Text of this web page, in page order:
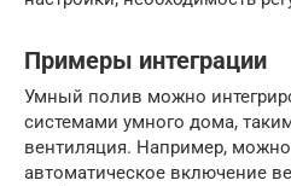
Примеры интеграции
Умный полив можно
системами умного дома,
вентиляция. Например, можно
автоматическое включение